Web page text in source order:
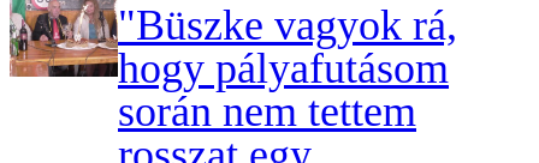
"Büszke vagyok rá,
hogy pályafutásom
során nem tettem